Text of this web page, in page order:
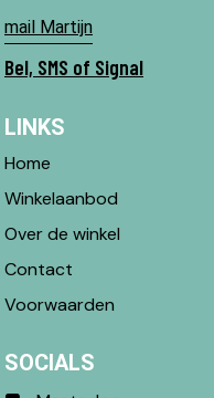
mail Martijn
Bel, SMS of Signal
LINKS
Home
Winkelaanbod
Over de winkel
Contact
Voorwaarden
SOCIALS